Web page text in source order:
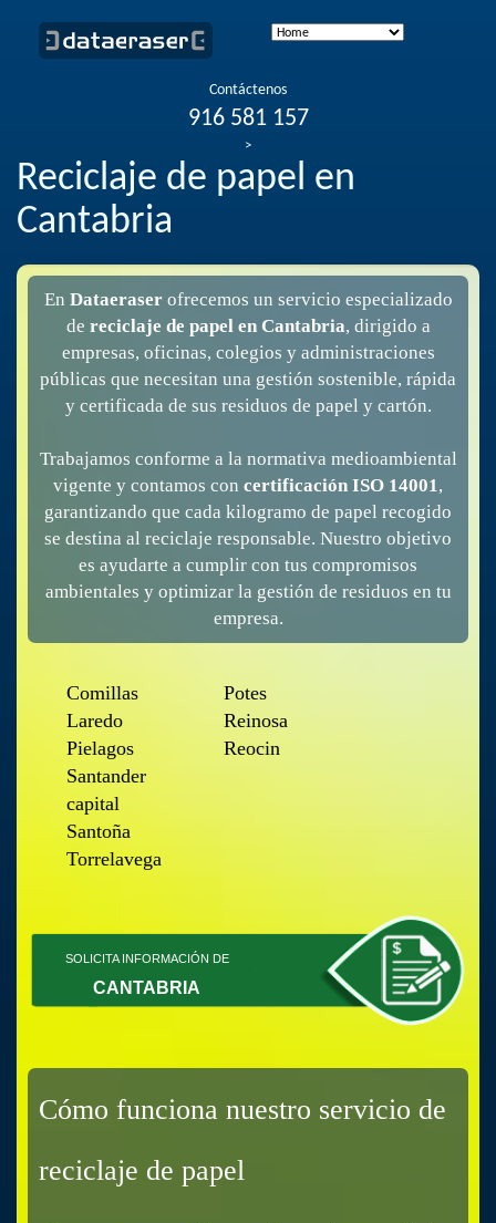
Contáctenos
916 581 157
>
Reciclaje de papel en
Cantabria
En Dataeraserofrecemos un servicio especializado
de reciclaje de papel en Cantabria, dirigido a
empresas, oficinas, colegios y administraciones
públicas que necesitan una gestión sostenible, rápida
y certificada de sus residuos de papel y cartón.
Trabajamos conforme a la normativa medioambiental
vigente y contamos con certificación ISO 14001 ,
garantizando que cada kilogramo de papel recogido
se destina al reciclaje responsable. Nuestro objetivo
es ayudarte a cumplir con tus compromisos
ambientales y optimizar la gestión de residuos en tu
empresa.
Comillas
Laredo
Pielagos
Potes
Reinosa
Reocin
Santander
capital
Santoña
Torrelavega
SOLICITA INFORMACIÓN DE
CANTABRIA
Cómo funciona nuestro servicio de
reciclaje de papel